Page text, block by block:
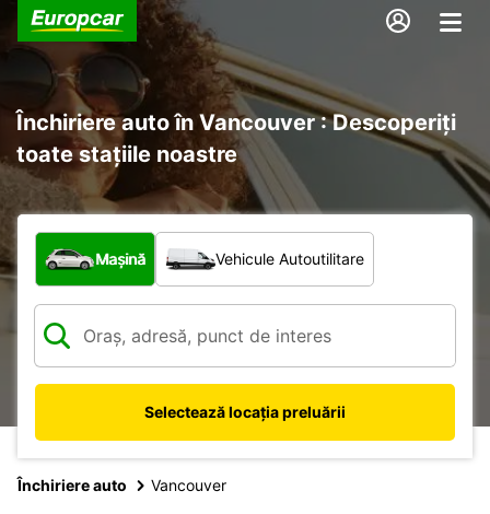
Închiriere auto în Vancouver : Descoperiți
toate stațiile noastre
Ce tip de vehicul?
Mașină Vehicule Autoutilitare
Selectează locația preluării
Închiriere auto Vancouver